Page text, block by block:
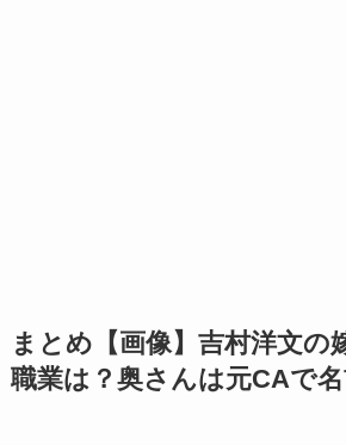
まとめ【画像】吉村洋文の
職業は？奥さんは元CAで名